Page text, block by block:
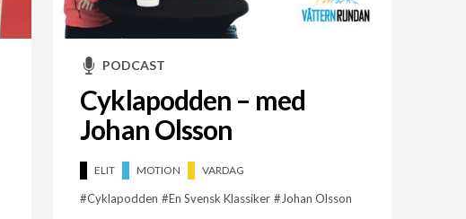
PODCAST
Cyklapodden – med
Johan Olsson
ELIT MOTION VARDAG
Cyklapodden En Svensk Klassiker Johan Olsson